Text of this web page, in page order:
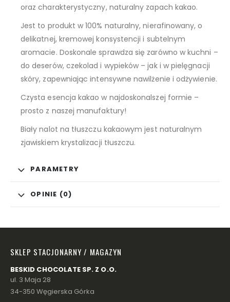
oraz charakterystyczny, naturalny zapach kakao.
Jest to produkt w 100% naturalny, nierafinowany, o
delikatnej, kremowej konsystencji i subtelnym
aromacie. Doskonale sprawdza się zarówno w kuchni –
do deserów, czekolad i wypieków – jak i w pielęgnacji
skóry, zapewniając intensywne nawilżenie i odżywienie.
Czysta esencja kakao w najdoskonalszej formie –
prosto z naszej manufaktury!
Biały nalot na tłuszczu kakaowym jest naturalnym
zjawiskiem krystalizacji tłuszczu.
PARAMETRY
OPINIE (0)
SKLEP STACJONARNY / MAGAZYN
BESKID CHOCOLATE SP. Z O.O.
ul. 3 Maja 28
34-350 Węgierska Górka